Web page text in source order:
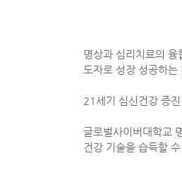
명상과 심리치료의
도자로 성장 성공하는
21세기 심신건강 증
글로벌사이버대학교
건강 기술을 습득할